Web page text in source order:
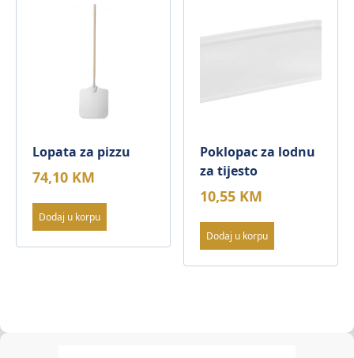
Lopata za pizzu
74,10 KM
Dodaj u korpu
Poklopac za lodnu
za tijesto
10,55 KM
Dodaj u korpu